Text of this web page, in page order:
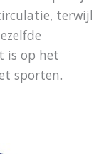
terwijl
is op het
sporten.